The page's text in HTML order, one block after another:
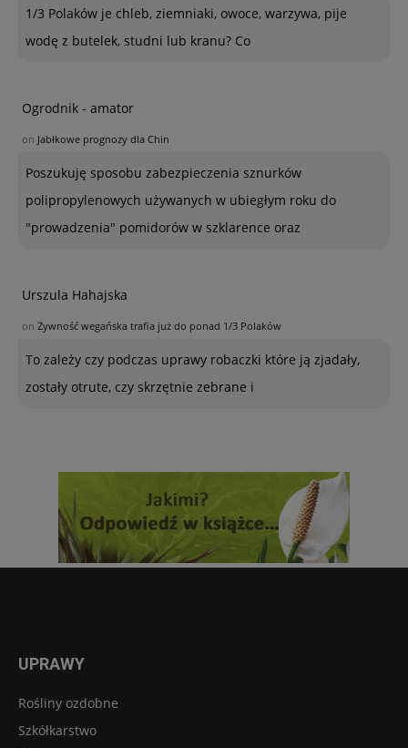
1/3 Polaków je chleb, ziemniaki, owoce, warzywa, pije
wodę z butelek, studni lub kranu? Co
Ogrodnik - amator
on Jabłkowe prognozy dla Chin
Poszukuję sposobu zabezpieczenia sznurków
polipropylenowych używanych w ubiegłym roku do
"prowadzenia" pomidorów w szklarence oraz
Urszula Hahajska
on Żywność wegańska trafia już do ponad 1/3 Polaków
To zależy czy podczas uprawy robaczki które ją zjadały,
zostały otrute, czy skrzętnie zebrane i
UPRAWY
Rośliny ozdobne
Szkółkarstwo